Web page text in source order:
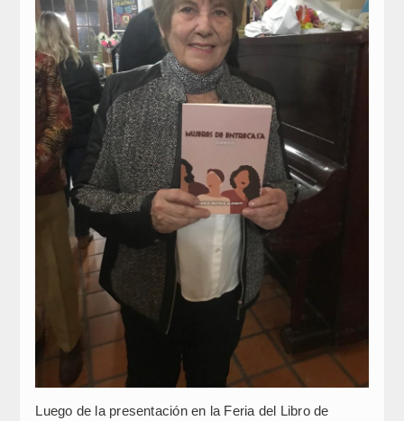
Luego de la presentación en la Feria del Libro de